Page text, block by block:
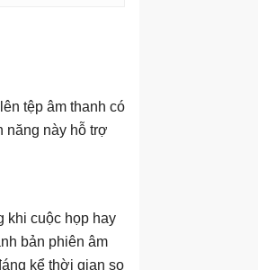
tệp âm thanh có
năng này hỗ trợ
khi cuộc họp hay
bản phiên âm
kể thời gian so